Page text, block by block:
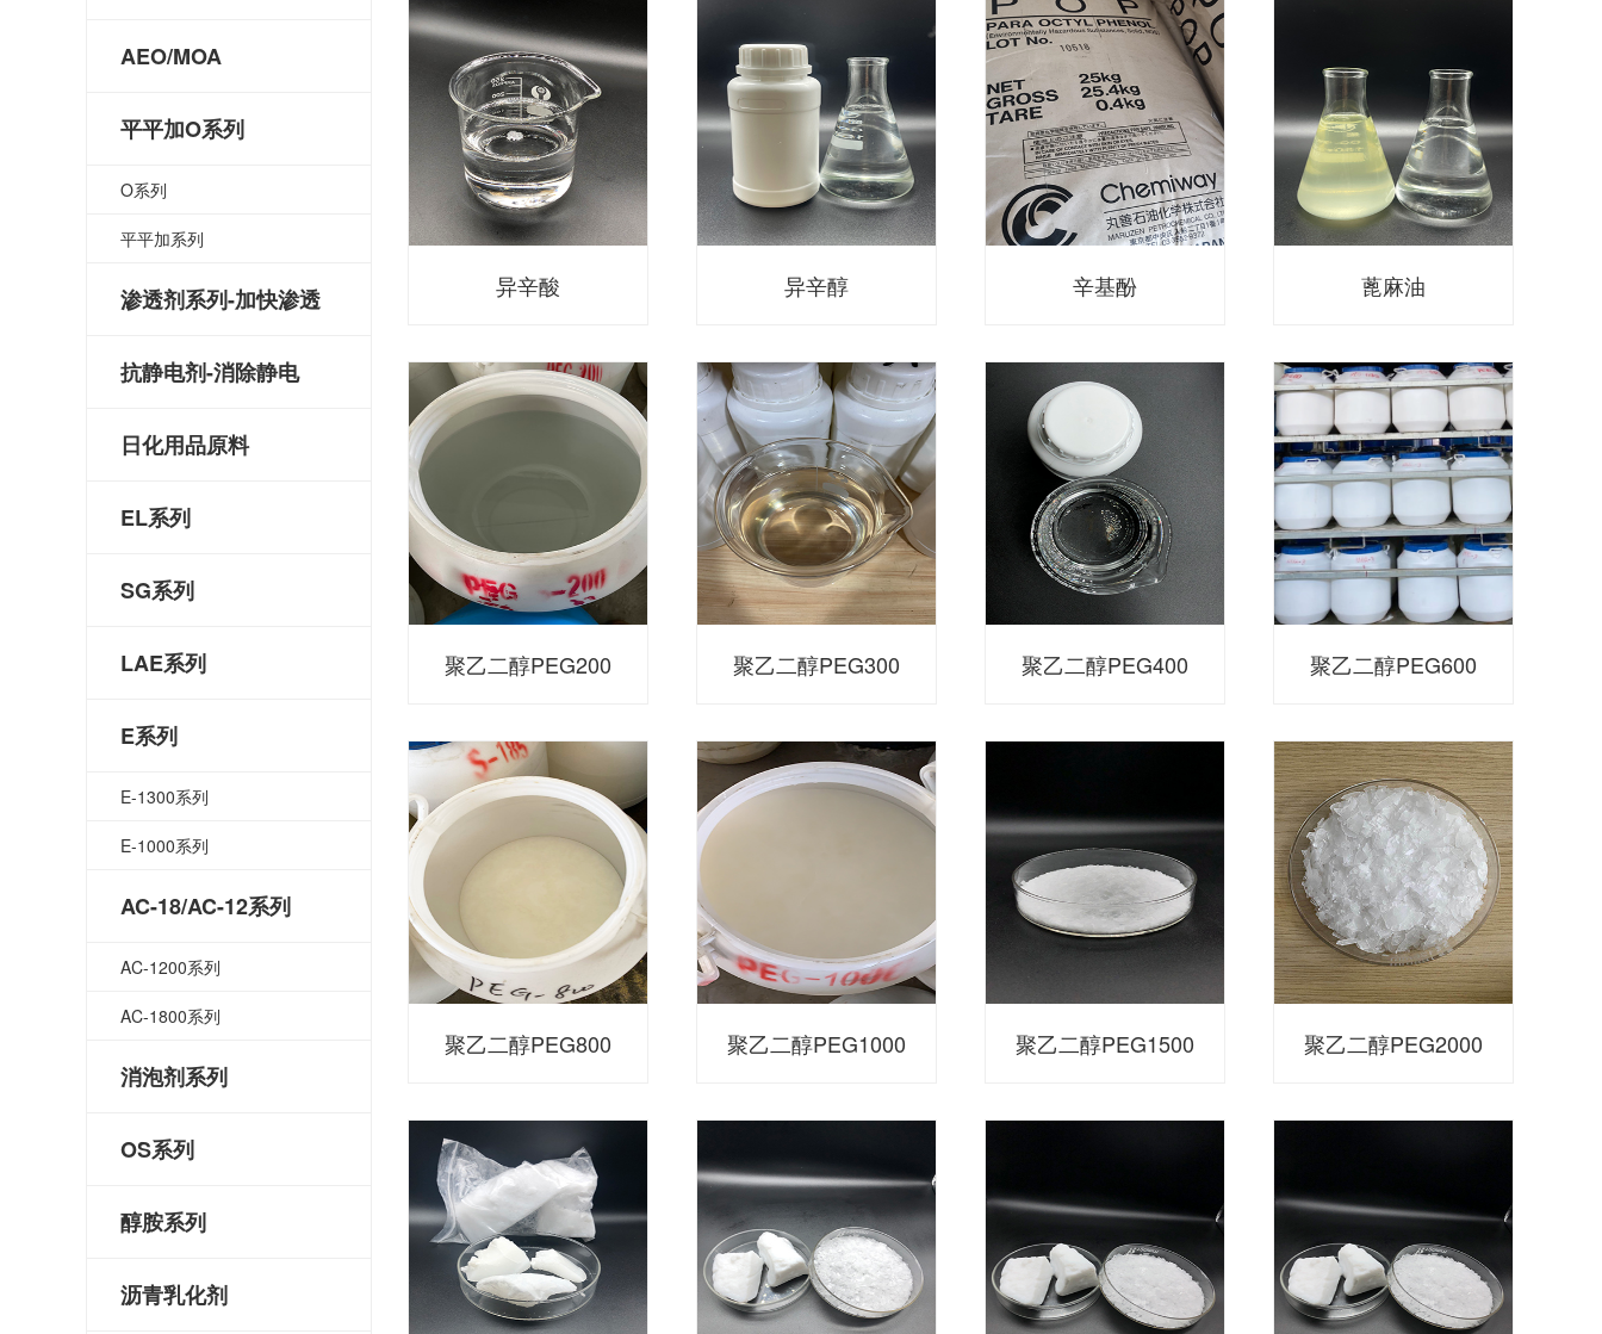
AEO/MOA
平平加O系列
O系列
平平加系列
渗透剂系列-加快渗透
抗静电剂-消除静电
日化用品原料
EL系列
SG系列
LAE系列
E系列
E-1300系列
E-1000系列
AC-18/AC-12系列
AC-1200系列
AC-1800系列
消泡剂系列
OS系列
醇胺系列
沥青乳化剂
异辛酸 异辛醇 辛基酚 蓖麻油
聚乙二醇PEG200 聚乙二醇PEG300 聚乙二醇PEG400 聚乙二醇PEG600
聚乙二醇PEG800 聚乙二醇PEG1000 聚乙二醇PEG1500 聚乙二醇PEG2000